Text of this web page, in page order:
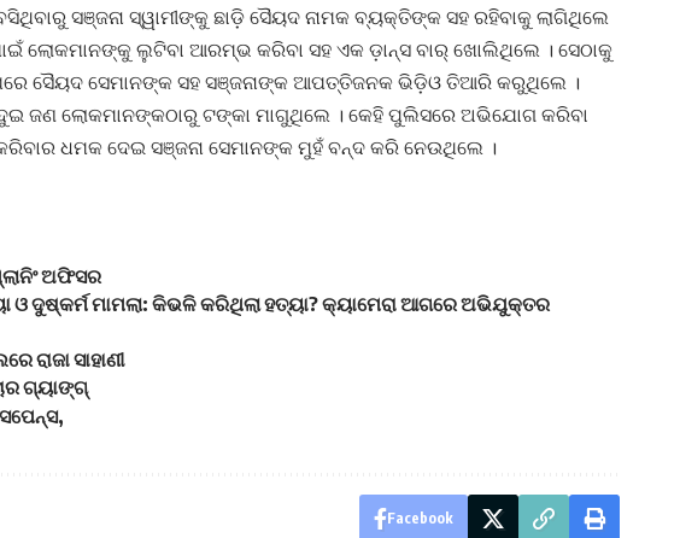
ସଞ୍ଜନା ସ୍ୱାମୀଙ୍କୁ ଛାଡ଼ି ସୈୟଦ ନାମକ ବ୍ୟକ୍ତିଙ୍କ ସହ ରହିବାକୁ ଲାଗିଥିଲେ
ଲୋକମାନଙ୍କୁ ଲୁଟିବା ଆରମ୍ଭ କରିବା ସହ ଏକ ଡ଼ାନ୍ସ ବାର୍‌ ଖୋଲିଥିଲେ । ସେଠାକୁ
ସୈୟଦ ସେମାନଙ୍କ ସହ ସଞ୍ଜନାଙ୍କ ଆପତ୍ତିଜନକ ଭିଡ଼ିଓ ତିଆରି କରୁଥିଲେ ।
ଜଣ ଲୋକମାନଙ୍କଠାରୁ ଟଙ୍କା ମାଗୁଥିଲେ । କେହି ପୁଲିସରେ ଅଭିଯୋଗ କରିବା
ଧମକ ଦେଇ ସଞ୍ଜନା ସେମାନଙ୍କ ମୁହଁ ବନ୍ଦ କରି ନେଉଥିଲେ ।
ଅଫିସର
ଓ ଦୁଷ୍କର୍ମ ମାମଲା: କିଭଳି କରିଥିଲା ହତ୍ୟା? କ୍ୟାମେରା ଆଗରେ ଅଭିଯୁକ୍ତର
ରାଜା ସାହାଣୀ
ଗ୍ୟାଙ୍ଗ୍‌
Facebook